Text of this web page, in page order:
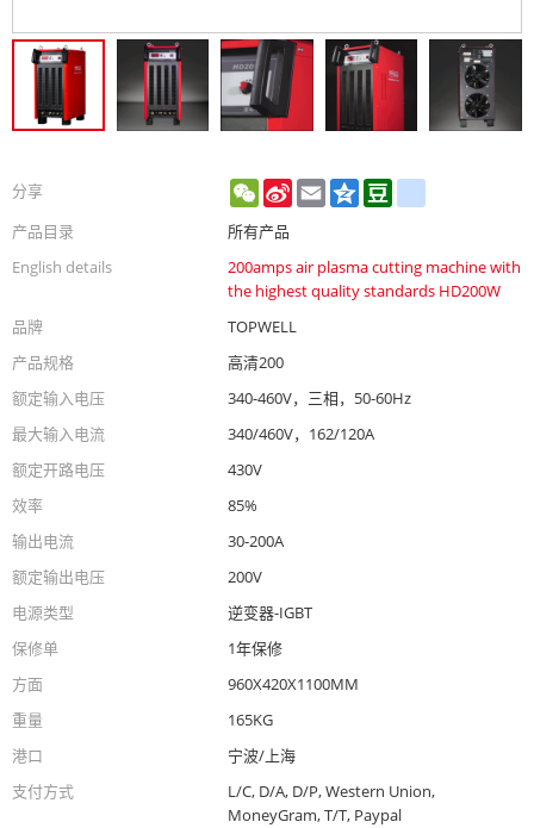
分享 WeChat
Sina
Weibo
Email Qzone
产品目录
所有产品
English details
200amps air plasma cutting machine with
the highest quality standards HD200W
品牌
TOPWELL
产品规格
高清200
额定输入电压
340-460V，三相，50-60Hz
最大输入电流
340/460V，162/120A
额定开路电压
430V
效率
85%
输出电流
30-200A
额定输出电压
200V
电源类型
逆变器-IGBT
保修单
1年保修
方面
960X420X1100MM
重量
165KG
港口
宁波/上海
支付方式
L/C, D/A, D/P, Western Union,
MoneyGram, T/T, Paypal